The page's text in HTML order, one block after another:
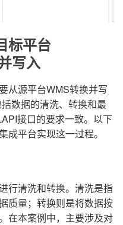
标平台
写入
从源平台WMS转换并写
数据的清洗、转换和最
接口的要求一致。以下
成平台实现这一过程。
行清洗和转换。清洗是指
质量；转换则是将数据按
在本案例中，主要涉及对